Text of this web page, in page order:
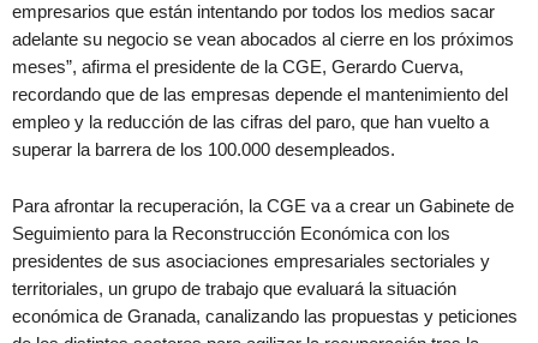
empresarios que están intentando por todos los medios sacar
adelante su negocio se vean abocados al cierre en los próximos
meses”, afirma el presidente de la CGE, Gerardo Cuerva,
recordando que de las empresas depende el mantenimiento del
empleo y la reducción de las cifras del paro, que han vuelto a
superar la barrera de los 100.000 desempleados.
Para afrontar la recuperación, la CGE va a crear un Gabinete de
Seguimiento para la Reconstrucción Económica con los
presidentes de sus asociaciones empresariales sectoriales y
territoriales, un grupo de trabajo que evaluará la situación
económica de Granada, canalizando las propuestas y peticiones